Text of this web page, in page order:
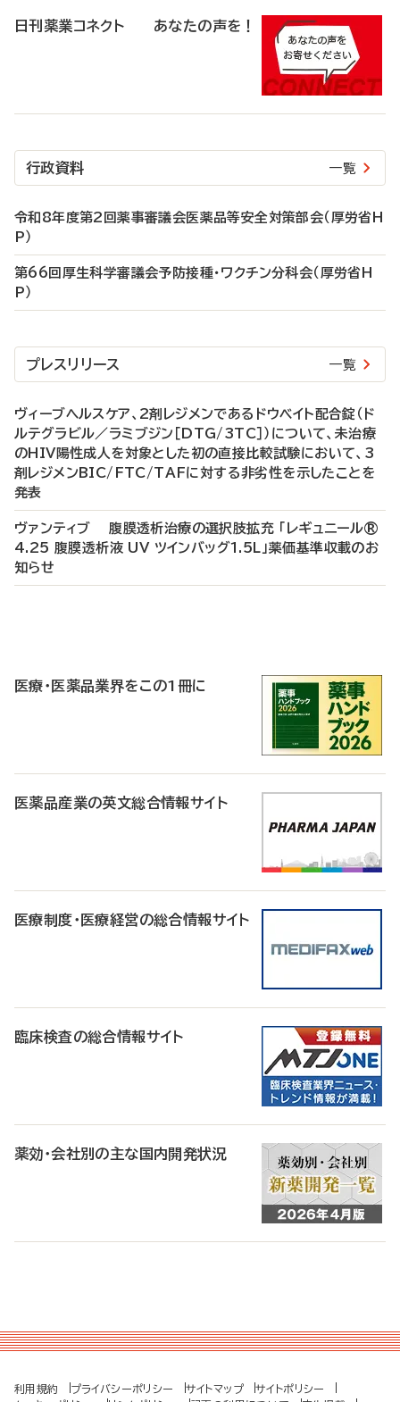
日刊薬業コネクト あなたの声を！
行政資料 一覧
令和8年度第2回薬事審議会医薬品等安全対策部会（厚労省H
P）
第66回厚生科学審議会予防接種・ワクチン分科会（厚労省H
P）
プレスリリース 一覧
ヴィーブヘルスケア、2剤レジメンであるドウベイト配合錠（ド
ルテグラビル／ラミブジン［DTG/3TC］）について、未治療
のHIV陽性成人を対象とした初の直接比較試験において、3
剤レジメンBIC/FTC/TAFに対する非劣性を示したことを
発表
ヴァンティブ 腹膜透析治療の選択肢拡充 「レギュニール®
4.25 腹膜透析液 UV ツインバッグ1.5L」薬価基準収載のお
知らせ
医療・医薬品業界をこの1冊に
医薬品産業の英文総合情報サイト
医療制度・医療経営の総合情報サイト
臨床検査の総合情報サイト
薬効・会社別の主な国内開発状況
利用規約 プライバシーポリシー サイトマップ
サイトポリシー